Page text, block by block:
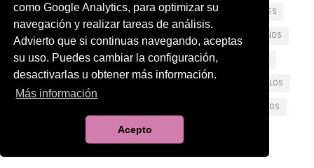
como Google Analytics, para optimizar su
navegación y realizar tareas de análisis.
Advierto que si continuas navegando, aceptas
su uso. Puedes cambiar la configuración,
desactivarlas u obtener más información.
Más información
Acepto
LIBROS MADRESFERA MALLORCA MANUALIDADES
MARCAS MATERNIDAD NAVIDAD NIÑOS
NOVEDADES OCIO PERSONAL PERSONALIZADO
REGALOS
TRUCOS
WEEKEND DIY